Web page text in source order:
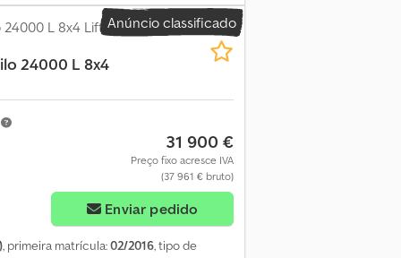
* 2 unidades em stock *
automática * Retarder * Eixo direcional
via WhatsApp * Informação sujeita a
Anúncio classificado
24000 L 8x4 Lift+Lenk
24000 L 8x4
31 900 €
Preço fixo acresce IVA
(37 961 € bruto)
Enviar pedido
, primeira matrícula:02/2016, tipo de